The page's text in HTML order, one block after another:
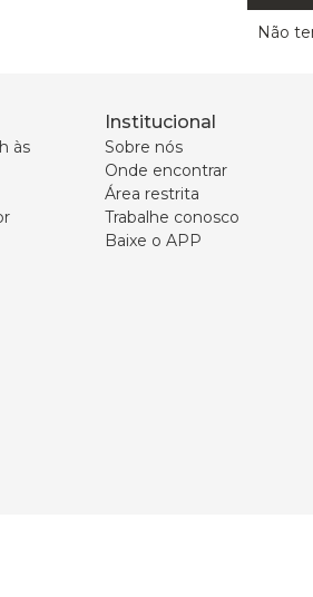
Não
às
Institucional
Sobre nós
Onde encontrar
Área restrita
Trabalhe conosco
Baixe o APP